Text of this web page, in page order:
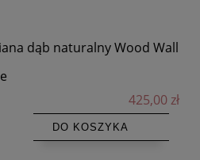
dąb naturalny Wood Wall
425,00 zł
DO KOSZYKA